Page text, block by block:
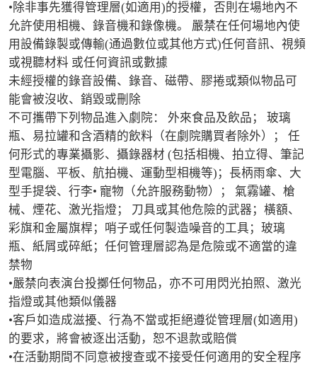
•除非事先獲得管理層(如適用)的授權，否則在場地內不
允許使用相機、錄音機和錄像機。 嚴禁在任何場地內使
用設備錄製或傳輸(通過數位或其他方式)任何音訊、視頻
或視聽材料 或任何資訊或數據
未經授權的錄音設備、錄音、磁帶、膠捲或類似物品可
能會被沒收、銷毀或刪除
不可攜帶下列物品進入劇院： 外來食品及飲品； 玻璃
瓶、易拉罐和含酒精的飲料（在劇院購買者除外）； 任
何形式的專業攝影、攝錄器材 (包括相機、拍立得、筆記
型電腦、平板、航拍機、運動型相機等)；長柄雨傘、大
型手提袋、行李• 寵物（允許服務動物）； 氣霧罐、槍
械、煙花、激光指燈； 刀具或其他危險的武器；橫額、
彩旗和金屬旗桿；哨子或任何製造噪音的工具；玻璃
瓶、紙屑或碎紙；任何管理層認為是危險或不適當的違
禁物
•嚴禁向表演台投擲任何物品，亦不可用閃光拍照、激光
指燈或其他類似儀器
•客戶如造成滋擾、行為不當或拒絕遵從管理層(如適用)
的要求，將會被逐出活動，恕不退款或賠償
•在活動期間不同意被搜查或不接受任何適用的安全程序